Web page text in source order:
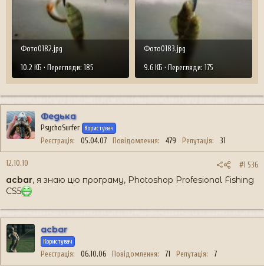
Фото0182.jpg
10.2 КБ · Перегляди: 185
Фото0183.jpg
9.6 КБ · Перегляди: 175
Федька
PsychoSurfer Користувач
Реєстрація 05.04.07 Повідомлення 479 Репутація 31
12.10.10 #1 536
acbar, я знаю цю програму, Photoshop Profesional Fishing
CS5
acbar
Користувач
Реєстрація 06.10.06 Повідомлення 71 Репутація 7